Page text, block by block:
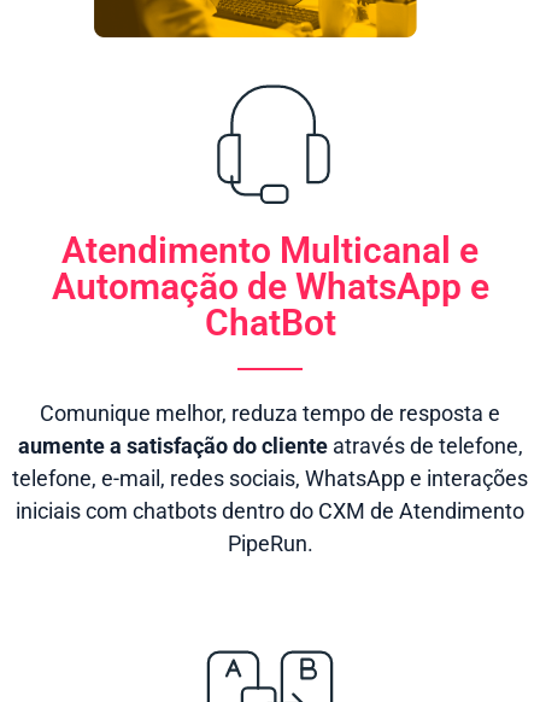
Atendimento Multicanal e
Automação de WhatsApp e
ChatBot
Comunique melhor, reduza tempo de resposta e
aumente a satisfação do clienteatravés de telefone,
telefone, e-mail, redes sociais, WhatsApp e interações
iniciais com chatbots dentro do CXM de Atendimento
PipeRun.